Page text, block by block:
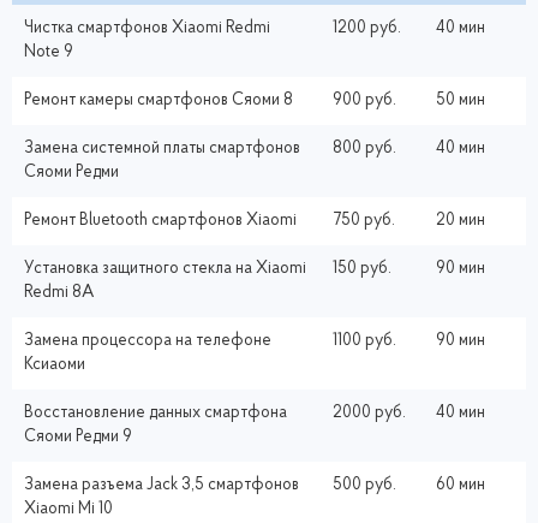
Чистка смартфонов Xiaomi Redmi
Note 9
1200 руб. 40 мин
Ремонт камеры смартфонов Сяоми 8 900 руб. 50 мин
Замена системной платы смартфонов
Сяоми Редми
800 руб. 40 мин
Ремонт Bluetooth смартфонов Xiaomi 750 руб. 20 мин
Установка защитного стекла на Xiaomi
Redmi 8A
150 руб. 90 мин
Замена процессора на телефоне
Ксиаоми
1100 руб. 90 мин
Восстановление данных смартфона
Сяоми Редми 9
2000 руб. 40 мин
Замена разъема Jack 3,5 смартфонов
Xiaomi Mi 10
500 руб. 60 мин